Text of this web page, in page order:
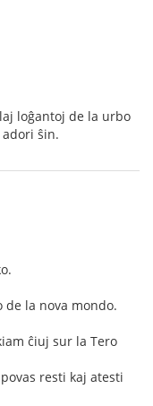
loĝantoj de la urbo
ŝin.
de la nova mondo.
ĉiuj sur la Tero
resti kaj atesti